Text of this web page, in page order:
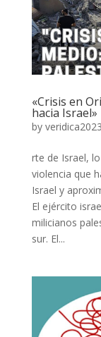
«Crisis en
hacia Israel»
by veridica2023
rte de Israel,
violencia que
Israel y
El ejército
milicianos
sur. El...